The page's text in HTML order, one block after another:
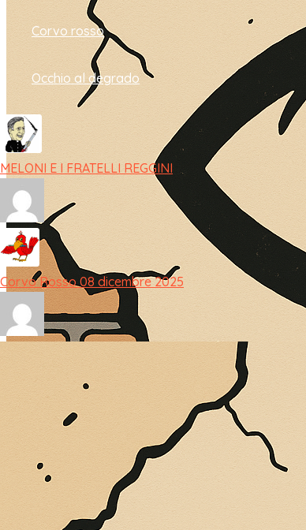
Corvo rosso
Occhio al degrado
MELONI E I FRATELLI REGGINI
Corvo Rosso 08 dicembre 2025